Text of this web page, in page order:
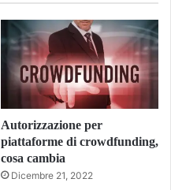
Autorizzazione per
piattaforme di crowdfunding,
cosa cambia
Dicembre 21, 2022